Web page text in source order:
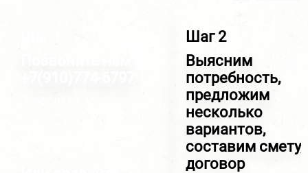
Шаг 2
Выясним
потребность,
предложим
несколько
вариантов,
составим смету,
договор